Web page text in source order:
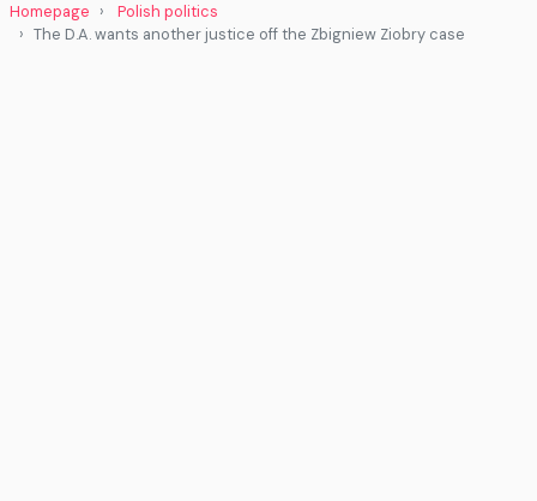
Homepage
Polish politics
The D.A. wants another justice off the Zbigniew Ziobry case